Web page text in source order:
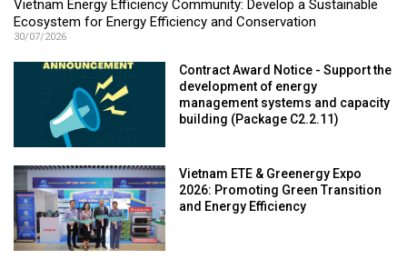
Vietnam Energy Efficiency Community: Develop a Sustainable
Ecosystem for Energy Efficiency and Conservation
30/07/2026
Contract Award Notice - Support the
development of energy
management systems and capacity
building (Package C2.2.11)
Vietnam ETE & Greenergy Expo
2026: Promoting Green Transition
and Energy Efficiency